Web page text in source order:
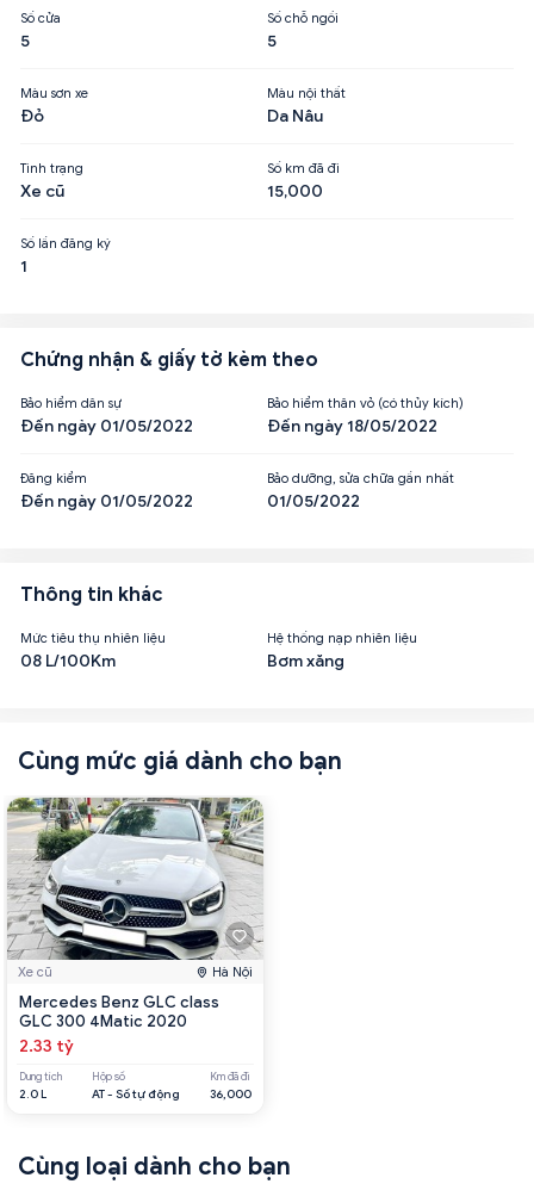
Số cửa
5
Số chỗ ngồi
5
Màu sơn xe
Đỏ
Màu nội thất
Da Nâu
Tình trạng
Xe cũ
Số km đã đi
15,000
Số lần đăng ký
1
Chứng nhận & giấy tờ kèm theo
Bảo hiểm dân sự
Đến ngày 01/05/2022
Bảo hiểm thân vỏ (có thủy kích)
Đến ngày 18/05/2022
Đăng kiểm
Đến ngày 01/05/2022
Bảo dưỡng, sửa chữa gần nhất
01/05/2022
Thông tin khác
Mức tiêu thụ nhiên liệu
08 L/100Km
Hệ thống nạp nhiên liệu
Bơm xăng
Cùng mức giá dành cho bạn
Xe cũ Hà Nội
Mercedes Benz GLC class
GLC 300 4Matic 2020
2.33 tỷ
Dung tích
2.0 L
Hộp số
AT - Số tự động
Km đã đi
36,000
Cùng loại dành cho bạn